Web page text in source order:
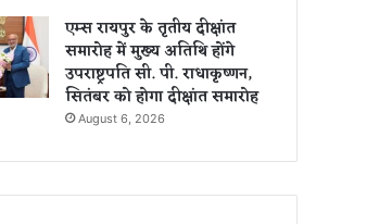
एम्स रायपुर के तृतीय दीक्षांत
समारोह में मुख्य अतिथि होंगे
उपराष्ट्रपति सी. पी. राधाकृष्णन,
सितंबर को होगा दीक्षांत समारोह
August 6, 2026